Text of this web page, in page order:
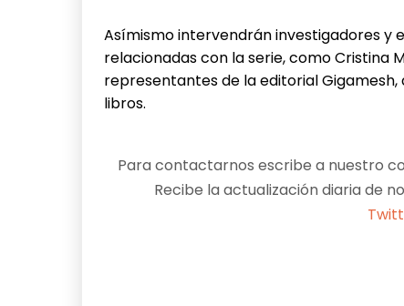
Asímismo intervendrán investigadores y
relacionadas con la serie, como Cristina
representantes de la editorial
libros.
Para contactarnos escribe a nuestro
Recibe la actualización diaria de